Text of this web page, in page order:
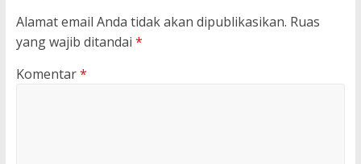
Alamat email Anda tidak akan dipublikasikan. Ruas
yang wajib ditandai *
Komentar*